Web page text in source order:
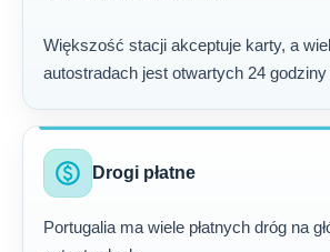
Większość stacji akceptuje karty, a
autostradach jest otwartych 24 godziny
paid Drogi płatne
Portugalia ma wiele płatnych dróg na